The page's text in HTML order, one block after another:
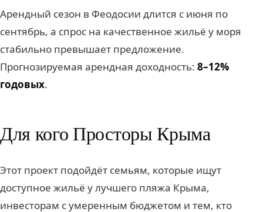
Арендный сезон в Феодосии длится с июня по
сентябрь, а спрос на качественное жильё у моря
стабильно превышает предложение.
Прогнозируемая арендная доходность: 8–12%
годовых.
Для кого Просторы Крыма
Этот проект подойдёт семьям, которые ищут
доступное жильё у лучшего пляжа Крыма,
инвесторам с умеренным бюджетом и тем, кто